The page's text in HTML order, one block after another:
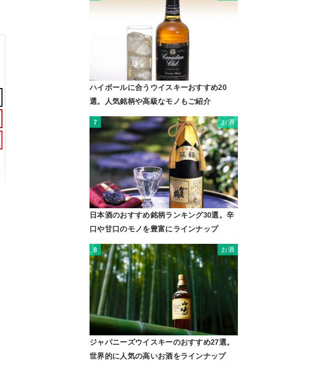
ハイボールに合うウイスキーおすすめ20
選。人気銘柄や高級なモノもご紹介
7 お酒
日本酒のおすすめ銘柄ランキング30選。辛
口や甘口のモノを豊富にラインナップ
8 お酒
ジャパニーズウイスキーのおすすめ27選。
世界的に人気の高いお酒をラインナップ